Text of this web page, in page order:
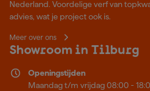
Nederland. Voordelige verf van
advies, wat je project ook is.
Meer over ons
Showroom in Tilburg
Openingstijden
Maandag t/m vrijdag 08:00 -